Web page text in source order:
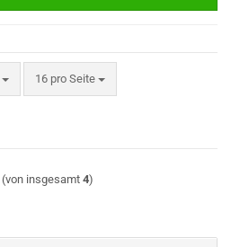
16 pro Seite
pro Seite
(von insgesamt 4)